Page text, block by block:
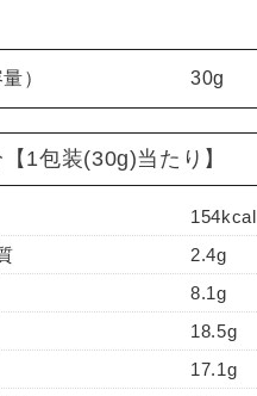
） 30g
【1包装(30g)当たり】
154kcal
2.4g
8.1g
18.5g
17.1g